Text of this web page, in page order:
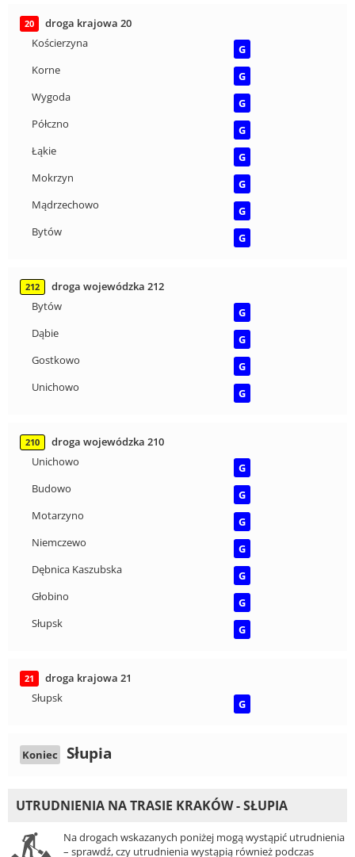
20
droga krajowa 20
Kościerzyna
G
Korne
G
Wygoda
G
Półczno
G
Łąkie
G
Mokrzyn
G
Mądrzechowo
G
Bytów
G
212
droga wojewódzka 212
Bytów
G
Dąbie
G
Gostkowo
G
Unichowo
G
210
droga wojewódzka 210
Unichowo
G
Budowo
G
Motarzyno
G
Niemczewo
G
Dębnica Kaszubska
G
Głobino
G
Słupsk
G
21
droga krajowa 21
Słupsk
G
Koniec Słupia
UTRUDNIENIA NA TRASIE KRAKÓW - SŁUPIA
Na drogach wskazanych poniżej mogą wystąpić utrudnienia
– sprawdź, czy utrudnienia wystąpią również podczas